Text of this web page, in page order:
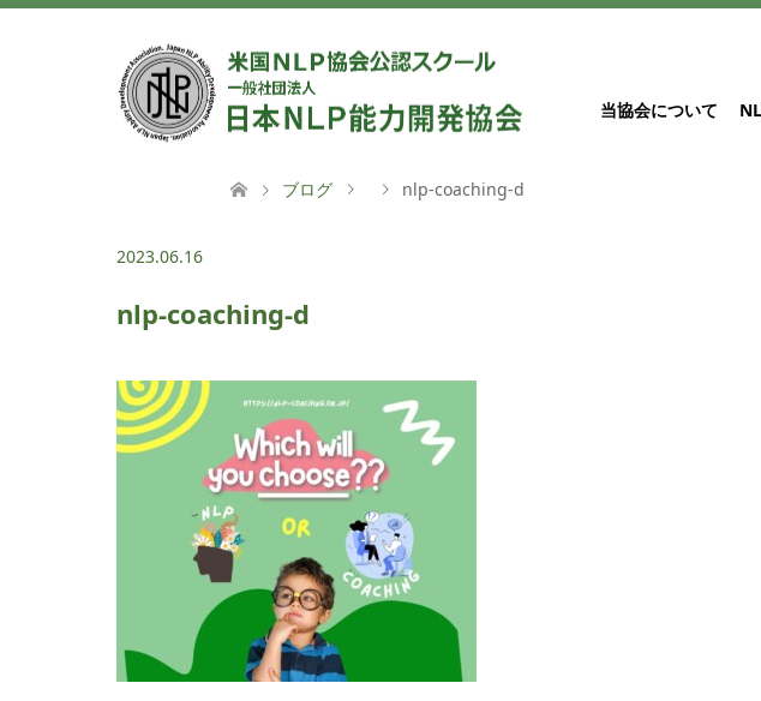
当協会について
ブログ nlp-coaching-d
2023.06.16
nlp-coaching-d